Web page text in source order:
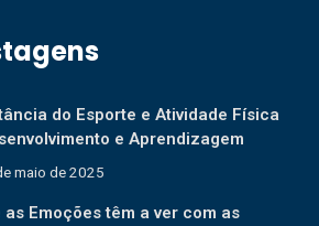
do Esporte e Atividade Física
e Aprendizagem
maio de 2025
as Emoções têm a ver com as